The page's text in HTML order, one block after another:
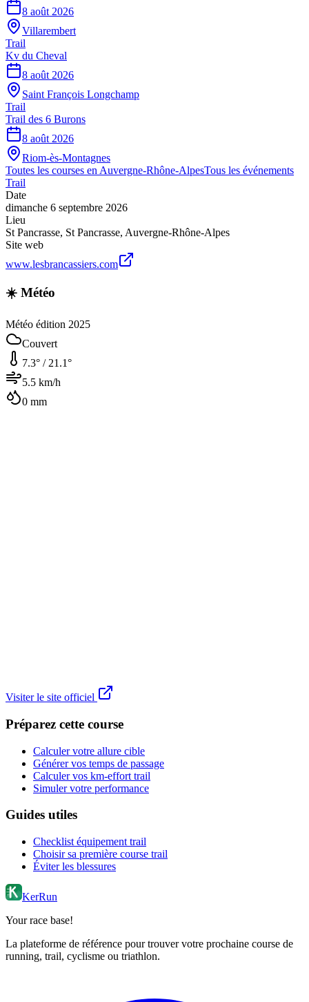
8 août 2026
Villarembert
Trail
Kv du Cheval
8 août 2026
Saint François Longchamp
Trail
Trail des 6 Burons
8 août 2026
Riom-ès-Montagnes
Toutes les courses en Auvergne-Rhône-AlpesTous les événements
Trail
Date
dimanche 6 septembre 2026
Lieu
St Pancrasse, St Pancrasse, Auvergne-Rhône-Alpes
Site web
www.lesbrancassiers.com
☀️ Météo
Météo édition 2025
Couvert
7.3° / 21.1°
5.5 km/h
0 mm
Visiter le site officiel
Préparez cette course
Calculer votre allure cible
Générer vos temps de passage
Calculer vos km-effort trail
Simuler votre performance
Guides utiles
Checklist équipement trail
Choisir sa première course trail
Éviter les blessures
KerRun
Your race base!
La plateforme de référence pour trouver votre prochaine course de
running, trail, cyclisme ou triathlon.